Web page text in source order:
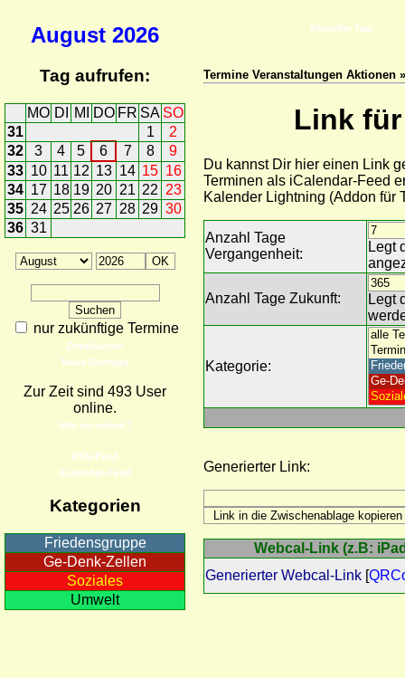
August 2026
Tag aufrufen:
MO DI MI DO FR SA SO
31
1
2
32
3 4 5 6 7 8
9
33 10 11 12 13 14 15 16
34 17 18 19 20 21 22 23
35 24 25 26 27 28 29 30
36 31
nur zukünftige Termine
Detailsuche
Neue Einträge
Zur Zeit sind 493 User
online.
Wer ist online?
RSS-Feed
iCalendar-Feed
Kategorien
Friedensgruppe
Ge-Denk-Zellen
Soziales
Umwelt
Aktueller Tag
Termine Veranstaltungen Aktionen
Link
Du kannst Dir hier einen Link
Terminen als iCalendar-Feed
Kalender Lightning (Addon für
Anzahl Tage
Vergangenheit:
Legt
Anzahl Tage Zukunft:
Legt
Kategorie:
Generierter Link:
Webcal-Link (z.B:
Generierter Webcal-Link [